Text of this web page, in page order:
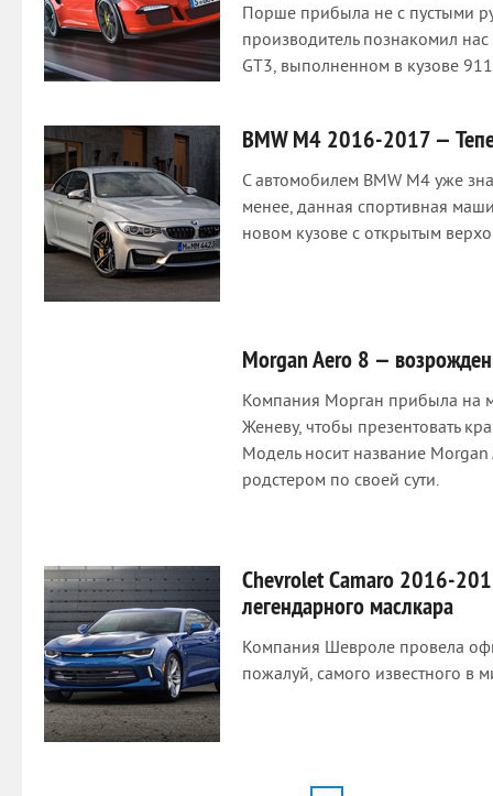
Порше прибыла не с пустыми
производитель познакомил
GT3, выполненном в кузове
BMW M4 2016-2017 —
С автомобилем BMW M4 уже
менее, данная спортивная
новом кузове с открытым
Morgan Aero 8 —
Компания Морган прибыла на
Женеву, чтобы презентовать
Модель носит название
родстером по своей сути.
Chevrolet Camaro 2016-
легендарного маслкара
Компания Шевроле провела
пожалуй, самого известного